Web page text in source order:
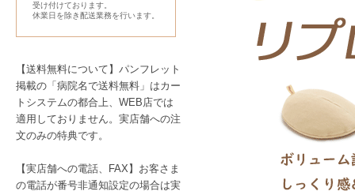
誠に恐れ入りますが、下記の
お客様へ「念のため」のお願い
身に覚えのない請求や決済が
2. ログインパスワード変更のご
今回の件において、登録情報
大変お手数ではございますが
※他のWEBサービス等で同じ
3. 不審な連絡へのご注意
当店や決済事業者、カード会
受け付けております。
休業日を除き配送業務を行います。
【送料無料について】パンフレット
掲載の「病院名で送料無料」はカー
トシステムの都合上、WEB店では
適用しておりません。実店舗への注
文のみの特典です。
【実店舗への電話、FAX】お客さま
の電話が番号非通知設定の場合は実